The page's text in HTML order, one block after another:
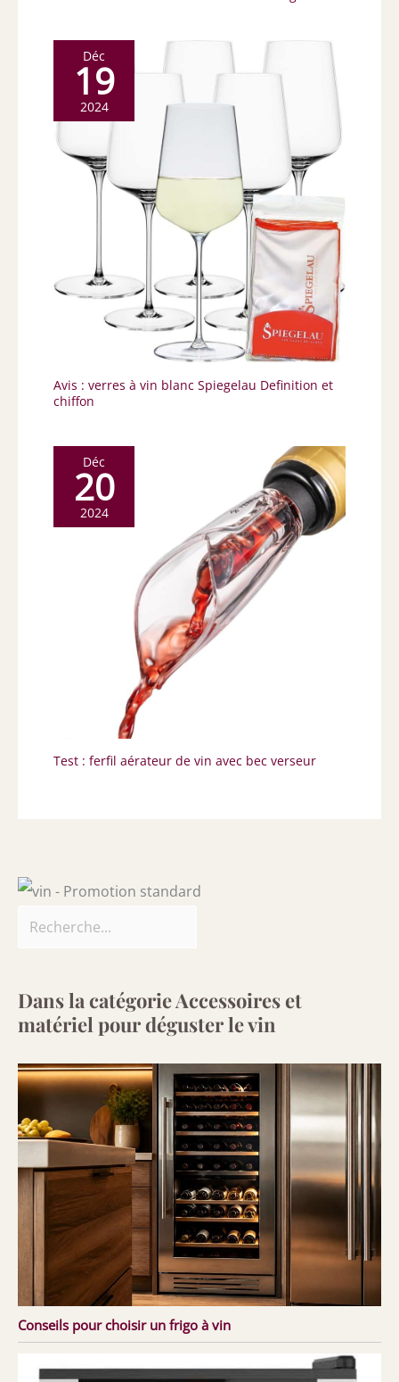
Déc
19
2024
Avis : verres à vin blanc Spiegelau Definition et
chiffon
Déc
20
2024
Test : ferfil aérateur de vin avec bec verseur
Dans la catégorie Accessoires et
matériel pour déguster le vin
Conseils pour choisir un frigo à vin